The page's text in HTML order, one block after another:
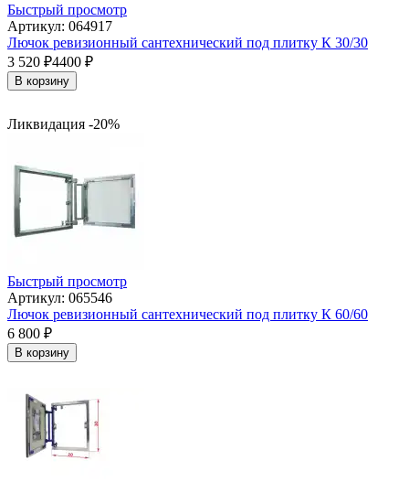
Быстрый просмотр
Артикул: 064917
Лючок ревизионный сантехнический под плитку К 30/30
3 520 ₽4400 ₽
В корзину
Ликвидация -20%
Быстрый просмотр
Артикул: 065546
Лючок ревизионный сантехнический под плитку К 60/60
6 800 ₽
В корзину